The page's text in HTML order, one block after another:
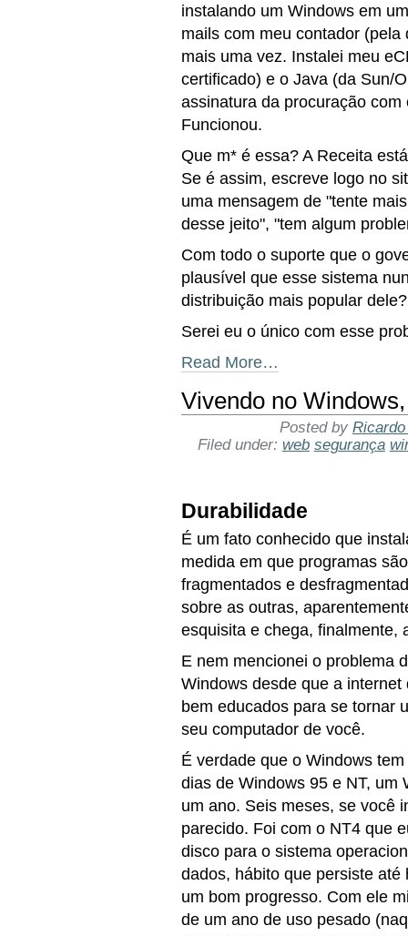
instalando um Windows em
mails com meu contador
mais uma vez. Instalei meu
certificado) e o Java (da Sun/
assinatura da procuração
Funcionou.
Que m* é essa? A Receita
Se é assim, escreve logo no
uma mensagem de "tente
desse jeito", "tem algum
Com todo o suporte que o
plausível que esse sistema
distribuição mais popular dele?
Serei eu o único com esse
Read More…
Vivendo no
Posted by
Filed under: web segurança
Durabilidade
É um fato conhecido que
medida em que programas
fragmentados e
sobre as outras,
esquisita e chega, finalmente,
E nem mencionei o problema
Windows desde que a
bem educados para se tornar
seu computador de você.
É verdade que o Windows
dias de Windows 95 e NT, um
um ano. Seis meses, se você
parecido. Foi com o NT4 que
disco para o sistema
dados, hábito que persiste
um bom progresso. Com ele
de um ano de uso pesado